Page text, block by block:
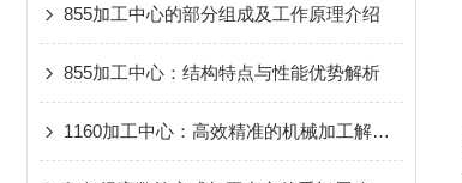
855加工中心的部分组成及工作原理介绍
855加工中心：结构特点与性能优势解析
1160加工中心：高效精准的机械加工解决方案